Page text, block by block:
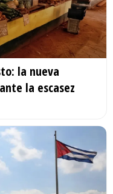
la nueva
la escasez